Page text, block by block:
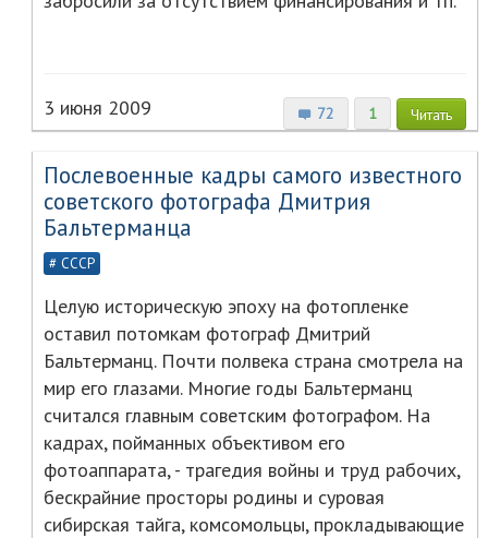
72 1 Читать
3 июня 2009
Послевоенные кадры самого известного
советского фотографа Дмитрия
Бальтерманца
СССР
Целую историческую эпоху на фотопленке
оставил потомкам фотограф Дмитрий
Бальтерманц. Почти полвека страна смотрела на
мир его глазами. Многие годы Бальтерманц
считался главным советским фотографом. На
кадрах, пойманных объективом его
фотоаппарата, - трагедия войны и труд рабочих,
бескрайние просторы родины и суровая
сибирская тайга, комсомольцы, прокладывающие